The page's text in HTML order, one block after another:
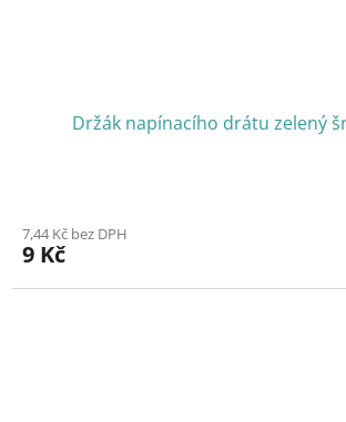
Držák napínacího drátu zelený
7,44 Kč bez DPH
9 Kč